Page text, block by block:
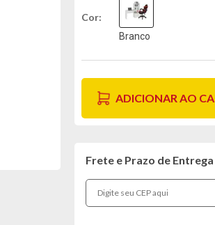
Cor
Branco
ADICIONAR AO
Frete e Prazo de Entrega